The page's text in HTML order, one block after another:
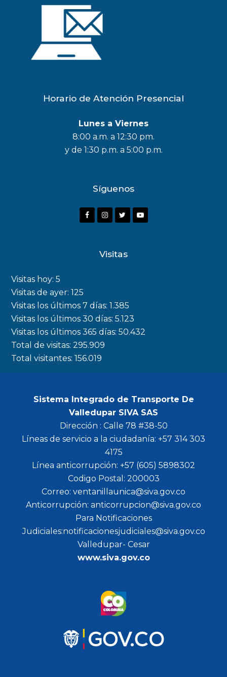
Horario de Atención Presencial
Lunes a Viernes
8:00 a.m. a 12:30 pm.
y de 1:30 p.m. a 5:00 p.m.
Síguenos
F
o
k
I
a
m
r
Y
Visitas
Visitas hoy:5
Visitas de ayer:125
Visitas los últimos 7 días:1.385
Visitas los últimos 30 días:5.123
Visitas los últimos 365 días:50.432
Total de visitas:295.909
Total visitantes:156.019
Sistema Integrado de Transporte De
Valledupar SIVA SAS
Dirección : Calle 78 #38-50
Líneas de servicio a la ciudadanía: +57 314 303
4175
Línea anticorrupción: +57 (605) 5898302
Codigo Postal: 200003
Correo: ventanillaunica@siva.gov.co
Anticorrupción: anticorrupcion@siva.gov.co
Para Notificaciones
Judiciales:notificacionesjudiciales@siva.gov.co
Valledupar- Cesar
www.siva.gov.co